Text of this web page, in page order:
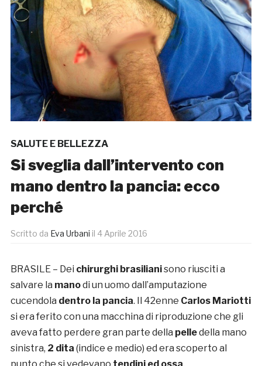
SALUTE E BELLEZZA
Si sveglia dall’intervento con
mano dentro la pancia: ecco
perché
Scritto da Eva Urbani il 4 Aprile 2016
BRASILE – Dei chirurghi brasilianisono riusciti a
salvare la manodi un uomo dall’amputazione
cucendola dentro la pancia. Il 42enne Carlos Mariotti
si era ferito con una macchina di riproduzione che gli
aveva fatto perdere gran parte della pelledella mano
sinistra, 2 dita (indice e medio) ed era scoperto al